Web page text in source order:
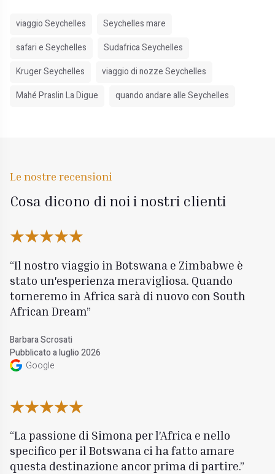
viaggio Seychelles
Seychelles mare
safari e Seychelles
Sudafrica Seychelles
Kruger Seychelles
viaggio di nozze Seychelles
Mahé Praslin La Digue
quando andare alle Seychelles
Le nostre recensioni
Cosa dicono di noi i nostri clienti
Il nostro viaggio in Botswana e Zimbabwe è
stato un'esperienza meravigliosa. Quando
torneremo in Africa sarà di nuovo con South
African Dream
Barbara Scrosati
Pubblicato a luglio 2026
Google
La passione di Simona per l'Africa e nello
specifico per il Botswana ci ha fatto amare
questa destinazione ancor prima di partire.